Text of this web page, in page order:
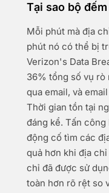
Tại sao bộ
Mỗi phút mà địa
phút nó có thể bị
Verizon's Data
36% tổng số vụ rò
qua email, và
Thời gian tồn tại
đáng kể. Tấn
động cố tìm các
quả hơn khi địa
chỉ đã được sử
toàn hơn rõ rệt so